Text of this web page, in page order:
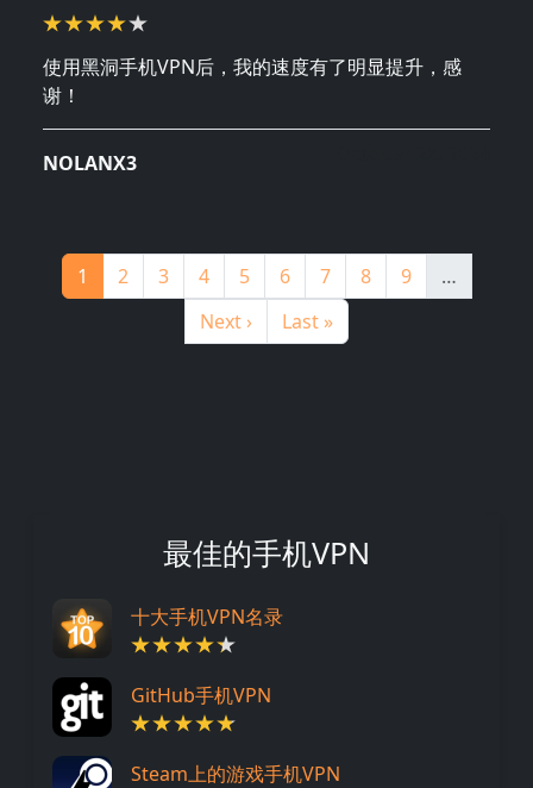
最佳的手机VPN
十大手机VPN名录
GitHub手机VPN
Steam上的游戏手机VPN
使用黑洞手机VPN后，我的速度有了明显提升，感
谢！
NOLANX3
分页
Page
1 Page
2 Page
3 Page
4 Page
5 Page
6 Page
7 Page
8 Page
9
…
下一页
Next › 末页
Last »